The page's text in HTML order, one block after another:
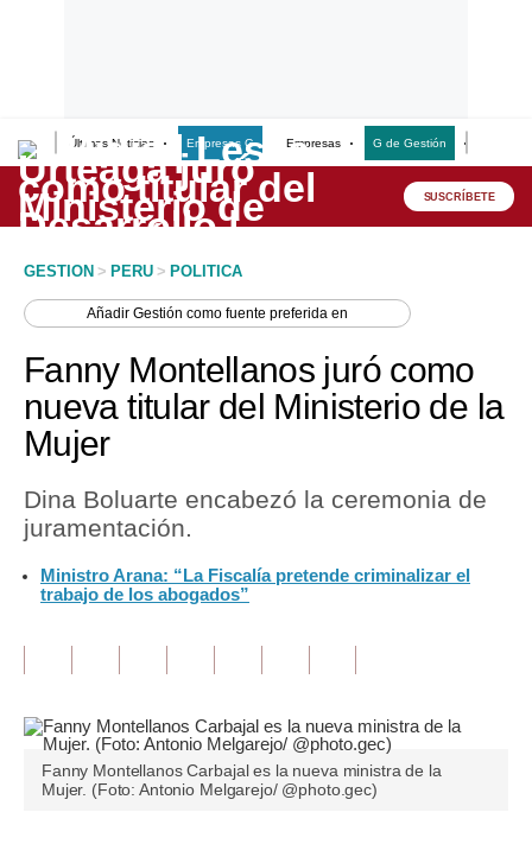
Últimas Noticias Empresas G Empresas G de Gestión
Lo último
Peru Quiosco
Economía
Mercados
Política
Tu Dinero
Inmobiliarias
Plus G
Opinión
SUSCRÍBETE
GESTION > PERU > POLITICA
AñadirGestión como fuente preferida en
Fanny Montellanos juró como
nueva titular del Ministerio de la
Mujer
Dina Boluarte encabezó la ceremonia de
juramentación.
Ministro Arana: “La Fiscalía pretende criminalizar el
trabajo de los abogados”
Fanny Montellanos Carbajal es la nueva ministra de la
Mujer. (Foto: Antonio Melgarejo/ @photo.gec)